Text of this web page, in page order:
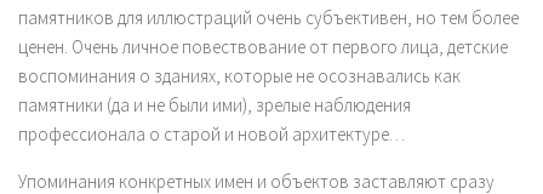
памятников для иллюстраций очень субъективен, но тем более
ценен. Очень личное повествование от первого лица, детские
воспоминания о зданиях, которые не осознавались как
памятники (да и не были ими), зрелые наблюдения
профессионала о старой и новой архитектуре…
Упоминания конкретных имен и объектов заставляют сразу